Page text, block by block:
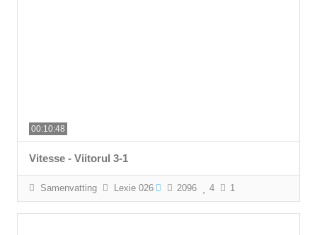
00:10:48
Vitesse - Viitorul 3-1
Samenvatting Lexie 026 2096 4 1